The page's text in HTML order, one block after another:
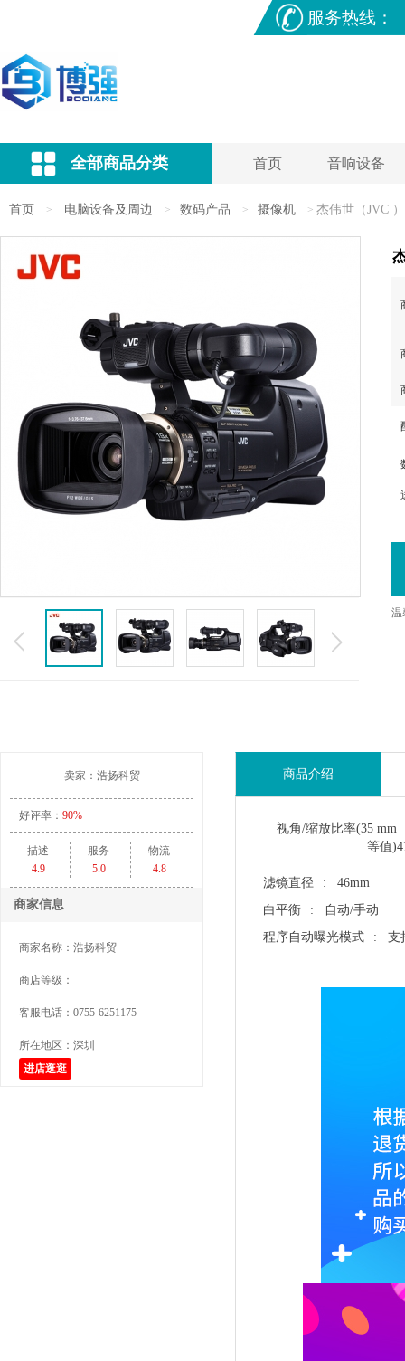
服务热线：
全部商品分类 首页 音响设备
首页 > 电脑设备及周边 > 数码产品 > 摄像机 > 杰伟世（JVC
温
卖家：浩扬科贸
好评率： 90%
描述
4.9
服务
5.0
物流
4.8
商家信息
商家名称： 浩扬科贸
商店等级：
客服电话： 0755-6251175
所在地区： 深圳
进店逛逛
商品介绍
视角/缩放比率(35 mm
等值)
滤镜直径
: 46mm
白平衡
: 自动/手动
程序自动曝光模式
: 支